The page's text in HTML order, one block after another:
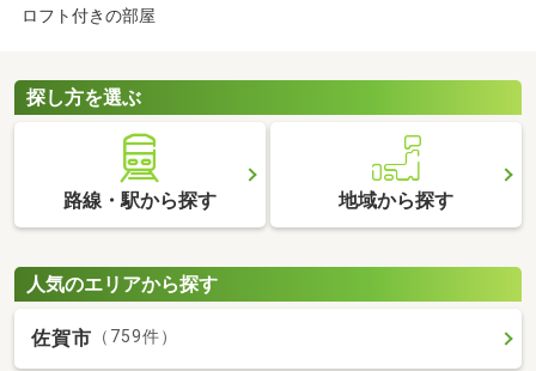
ロフト付きの部屋
探し方を選ぶ
路線・駅から探す 地域から探す
人気のエリアから探す
佐賀市 （759件）